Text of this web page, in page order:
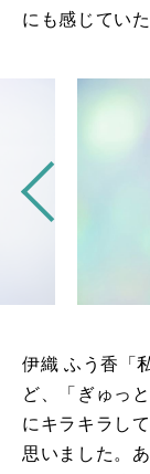
にも感じてい
伊織 ふう⾹「
ど、「ぎゅっ
にキラキラし
思いました。